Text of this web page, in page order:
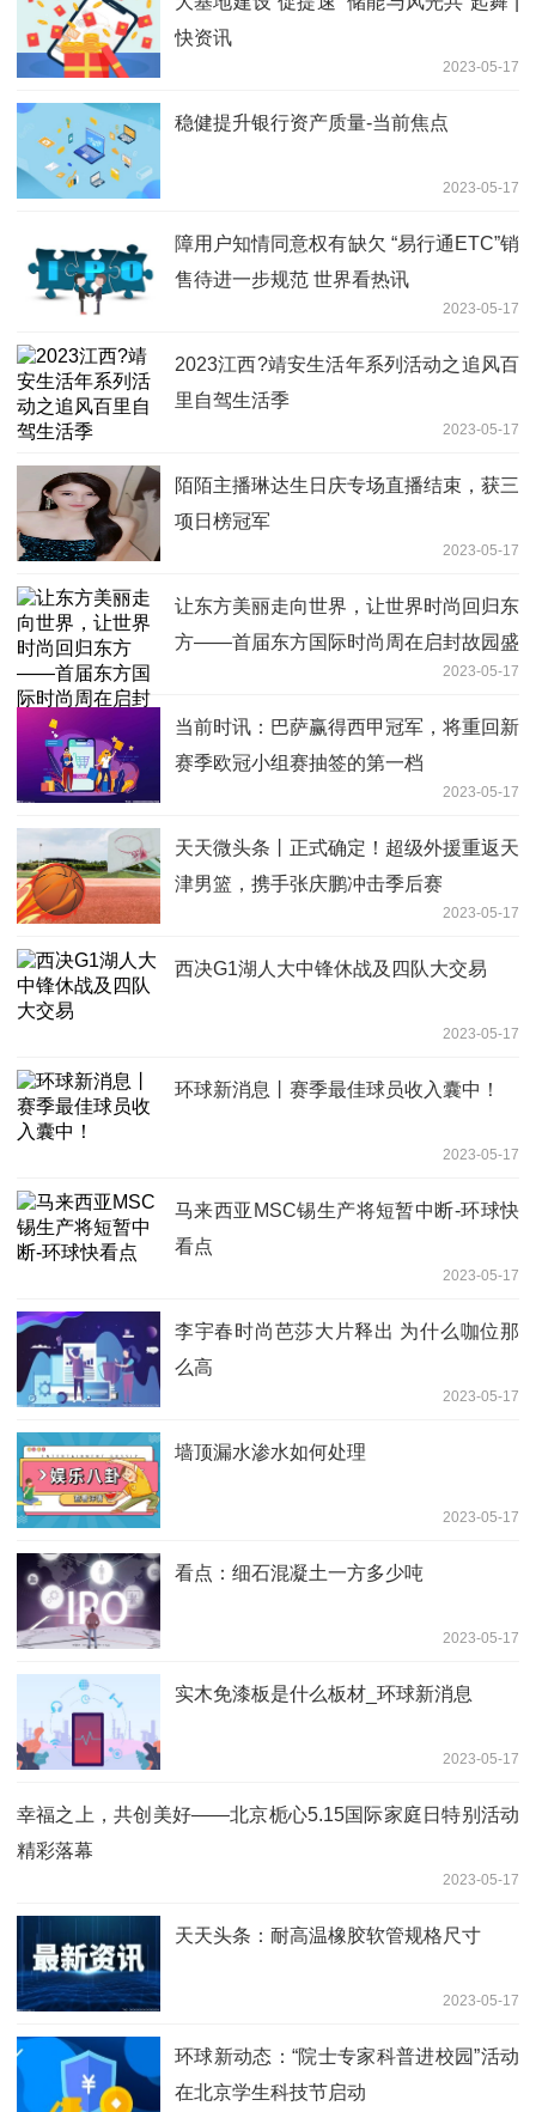
快资讯
2023-05-17
稳健提升银行资产质量-当前焦点
2023-05-17
障用户知情同意权有缺欠 “易行通ETC”销
售待进一步规范 世界看热讯
2023-05-17
2023江西?靖安生活年系列活动之追风百
里自驾生活季
2023-05-17
陌陌主播琳达生日庆专场直播结束，获三
项日榜冠军
2023-05-17
让东方美丽走向世界，让世界时尚回归东
方——首届东方国际时尚周在启封故园盛
2023-05-17
当前时讯：巴萨赢得西甲冠军，将重回新
赛季欧冠小组赛抽签的第一档
2023-05-17
天天微头条丨正式确定！超级外援重返天
津男篮，携手张庆鹏冲击季后赛
2023-05-17
西决G1湖人大中锋休战及四队大交易
2023-05-17
环球新消息丨赛季最佳球员收入囊中！
2023-05-17
马来西亚MSC锡生产将短暂中断-环球快
看点
2023-05-17
李宇春时尚芭莎大片释出 为什么咖位那
么高
2023-05-17
墙顶漏水渗水如何处理
2023-05-17
看点：细石混凝土一方多少吨
2023-05-17
实木免漆板是什么板材_环球新消息
2023-05-17
幸福之上，共创美好——北京栀心5.15国际家庭日特别活动
精彩落幕
2023-05-17
天天头条：耐高温橡胶软管规格尺寸
2023-05-17
环球新动态：“院士专家科普进校园”活动
在北京学生科技节启动